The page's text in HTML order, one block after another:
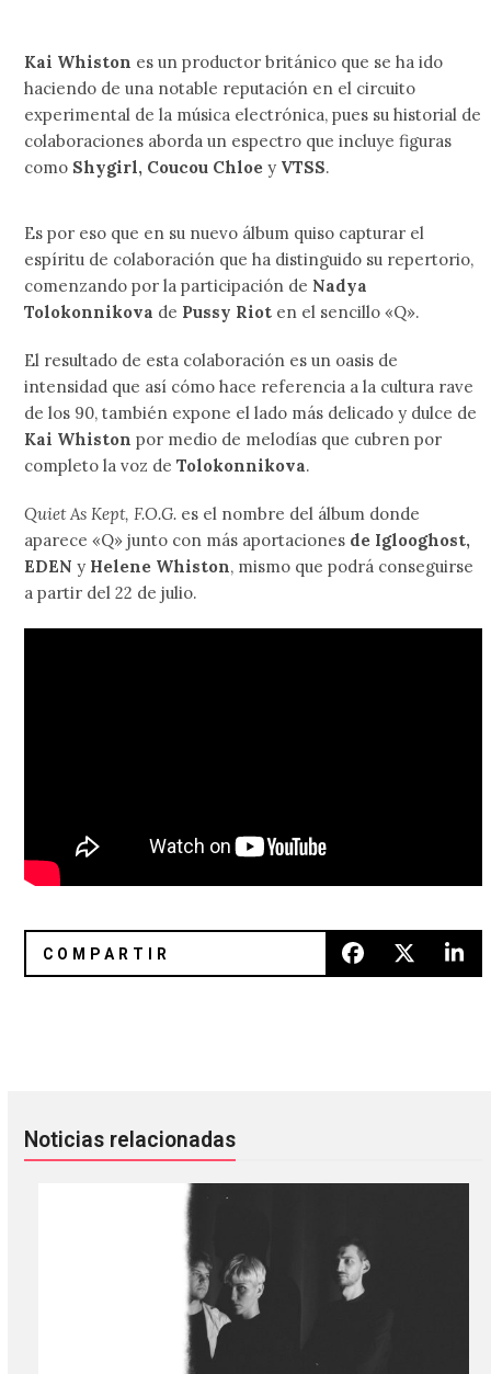
Kai Whiston es un productor británico que se ha ido
haciendo de una notable reputación en el circuito
experimental de la música electrónica, pues su historial de
colaboraciones aborda un espectro que incluye figuras
como Shygirl, Coucou Chloe y VTSS.
Es por eso que en su nuevo álbum quiso capturar el
espíritu de colaboración que ha distinguido su repertorio,
comenzando por la participación de Nadya
Tolokonnikova de Pussy Riot en el sencillo «Q».
El resultado de esta colaboración es un oasis de
intensidad que así cómo hace referencia a la cultura rave
de los 90, también expone el lado más delicado y dulce de
Kai Whiston por medio de melodías que cubren por
completo la voz deTolokonnikova.
Quiet As Kept, F.O.G. es el nombre del álbum donde
aparece «Q» junto con más aportaciones de Iglooghost,
EDEN y Helene Whiston, mismo que podrá conseguirse
a partir del 22 de julio.
Noticias relacionadas